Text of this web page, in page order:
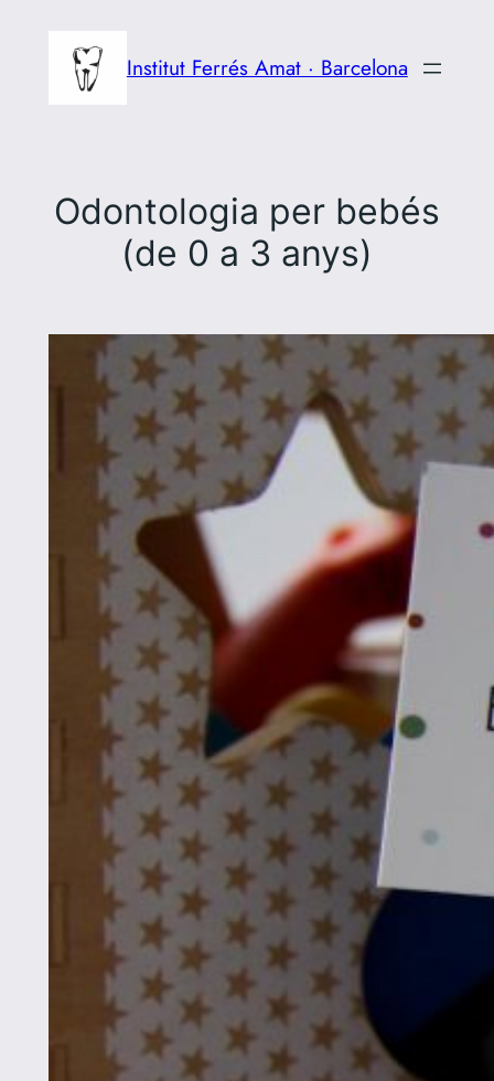
contingut
Institut Ferrés Amat · Barcelona
Odontologia per bebés
(de 0 a 3 anys)